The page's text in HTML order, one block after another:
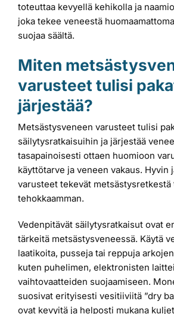
toteuttaa kevyellä kehikolla ja
joka tekee veneestä
suojaa säältä.
Miten
varusteet tulisi
järjestää?
Metsästysveneen varusteet tulisi
säilytysratkaisuihin ja järjestää
tasapainoisesti ottaen huomioon
käyttötarve ja veneen vakaus. Hyvin
varusteet tekevät metsästysretkestä
tehokkaamman.
Vedenpitävät säilytysratkaisut ovat
tärkeitä metsästysveneessä. Käytä
laatikoita, pusseja tai reppuja
kuten puhelimen, elektronisten
vaihtovaatteiden suojaamiseen.
suosivat erityisesti vesitiiviitä ”dry
ovat kevyitä ja helposti mukana